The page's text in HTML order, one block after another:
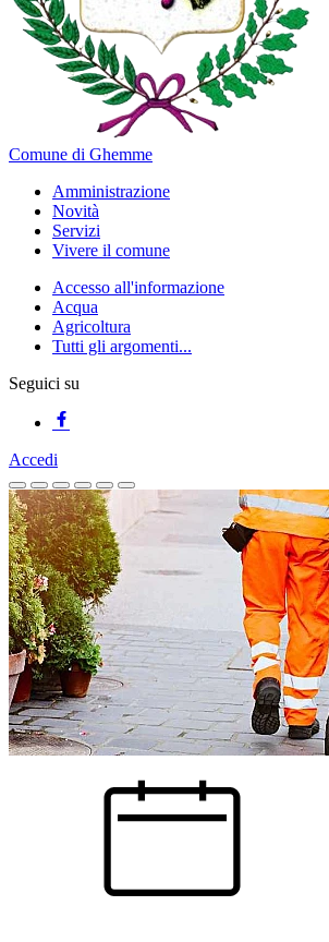
Comune di Ghemme
Amministrazione
Novità
Servizi
Vivere il comune
Accesso all'informazione
Acqua
Agricoltura
Tutti gli argomenti...
Seguici su
Accedi
Homepage